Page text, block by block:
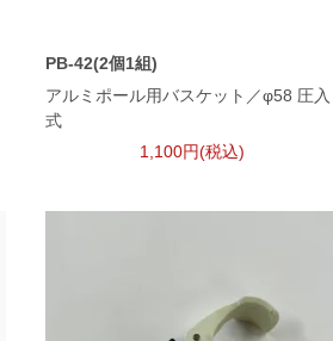
PB-42(2個1組)
アルミポール用バスケット／φ58 圧入
式
1,100円(税込)